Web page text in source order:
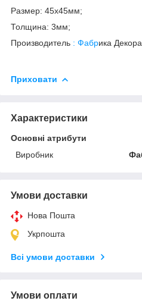
Размер: 45х45мм;
Толщина: 3мм;
Производитель : Фабрика Декора
Приховати
Характеристики
Основні атрибути
Виробник
Умови доставки
Нова Пошта
Укрпошта
Всі умови доставки
Умови оплати